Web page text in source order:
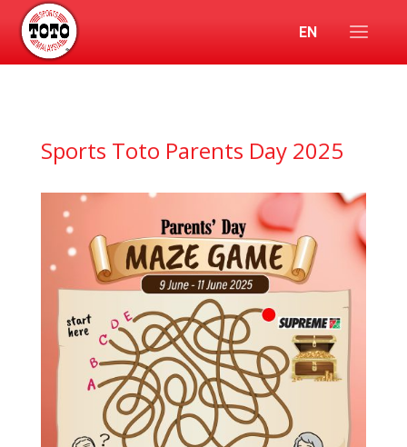
EN
Sports Toto Parents Day 2025